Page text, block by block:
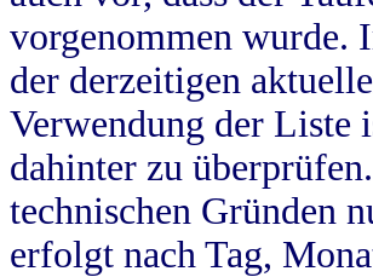
vorgenommen wurde.
der derzeitigen
Verwendung der Liste
dahinter zu
technischen Gründen
erfolgt nach Tag,